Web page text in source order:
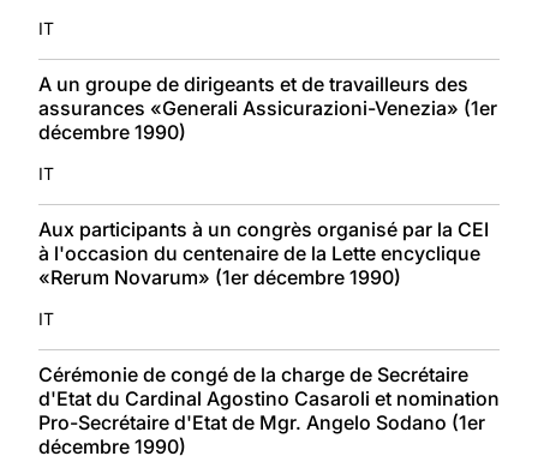
IT
A un groupe de dirigeants et de travailleurs des
assurances «Generali Assicurazioni-Venezia» (1er
décembre 1990)
IT
Aux participants à un congrès organisé par la CEI
à l'occasion du centenaire de la Lette encyclique
«Rerum Novarum» (1er décembre 1990)
IT
Cérémonie de congé de la charge de Secrétaire
d'Etat du Cardinal Agostino Casaroli et nomination
Pro-Secrétaire d'Etat de Mgr. Angelo Sodano (1er
décembre 1990)